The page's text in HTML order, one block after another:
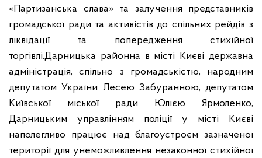
«Партизанська слава» та залучення представників
громадської ради та активістів до спільних рейдів з
ліквідації та попередження стихійної
торгівлі.Дарницька районна в місті Києві державна
адміністрація, спільно з громадськістю, народним
депутатом України Лесею Забуранною, депутатом
Київської міської ради Юлією Ярмоленко,
Дарницьким управлінням поліції у місті Києві
наполегливо працює над благоустроєм зазначеної
території для унеможливлення незаконної стихійної